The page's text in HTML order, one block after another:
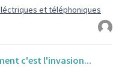
et téléphoniques
c'est l'invasion...